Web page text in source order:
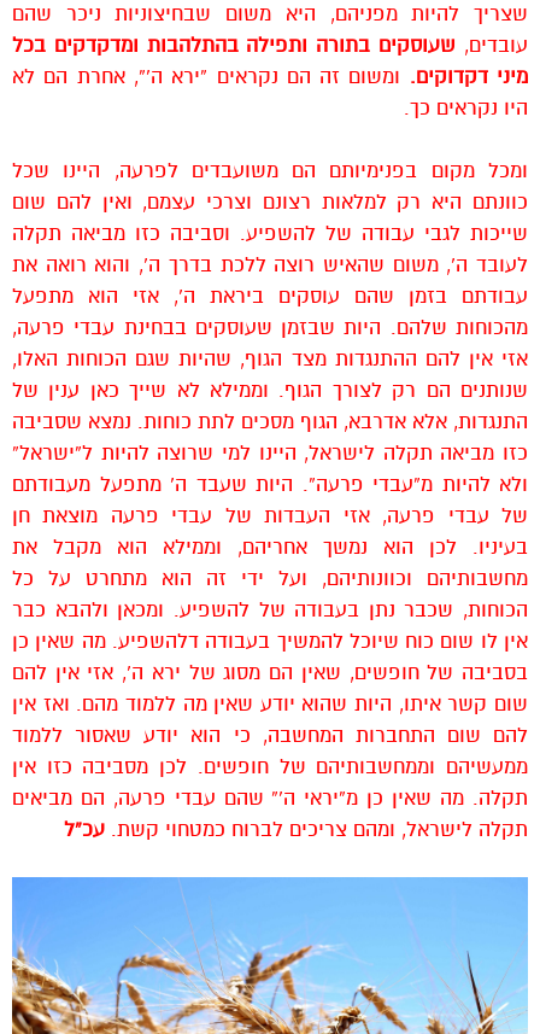
שצריך להיות מפניהם, היא משום שבחיצוניות ניכר שהם
עובדים, שעוסקים בתורה ותפילה בהתלהבות ומדקדקים בכל
מיני דקדוקים. ומשום זה הם נקראים “ירא ה'”, אחרת הם לא
היו נקראים כך.
ומכל מקום בפנימיותם הם משועבדים לפרעה, היינו שכל
כוונתם היא רק למלאות רצונם וצרכי עצמם, ואין להם שום
שייכות לגבי עבודה של להשפיע. וסביבה כזו מביאה תקלה
לעובד ה’, משום שהאיש רוצה ללכת בדרך ה’, והוא רואה את
עבודתם בזמן שהם עוסקים ביראת ה’, אזי הוא מתפעל
מהכוחות שלהם. היות שבזמן שעוסקים בבחינת עבדי פרעה,
אזי אין להם ההתנגדות מצד הגוף, שהיות שגם הכוחות האלו,
שנותנים הם רק לצורך הגוף. וממילא לא שייך כאן ענין של
התנגדות, אלא אדרבא, הגוף מסכים לתת כוחות. נמצא שסביבה
כזו מביאה תקלה לישראל, היינו למי שרוצה להיות ל”ישראל”
ולא להיות מ”עבדי פרעה”. היות שעבד ה’ מתפעל מעבודתם
של עבדי פרעה, אזי העבדות של עבדי פרעה מוצאת חן
בעיניו. לכן הוא נמשך אחריהם, וממילא הוא מקבל את
מחשבותיהם וכוונותיהם, ועל ידי זה הוא מתחרט על כל
הכוחות, שכבר נתן בעבודה של להשפיע. ומכאן ולהבא כבר
אין לו שום כוח שיוכל להמשיך בעבודה דלהשפיע. מה שאין כן
בסביבה של חופשים, שאין הם מסוג של ירא ה’, אזי אין להם
שום קשר איתו, היות שהוא יודע שאין מה ללמוד מהם. ואז אין
להם שום התחברות המחשבה, כי הוא יודע שאסור ללמוד
ממעשיהם וממחשבותיהם של חופשים. לכן מסביבה כזו אין
תקלה. מה שאין כן מ”יראי ה'” שהם עבדי פרעה, הם מביאים
תקלה לישראל, ומהם צריכים לברוח כמטחוי קשת. עכ”ל